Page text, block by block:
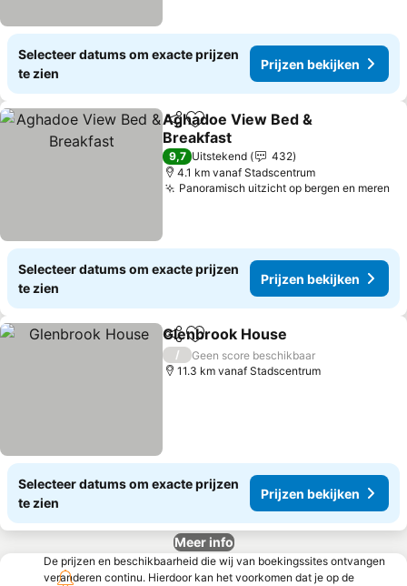
Selecteer datums om exacte prijzen
te zien
Prijzen bekijken
DelenToevoegen aan favorieten
Aghadoe View Bed &
Breakfast
9,7 Uitstekend
432
4.1 km vanaf Stadscentrum
Panoramisch uitzicht op bergen en meren
Selecteer datums om exacte prijzen
te zien
Prijzen bekijken
DelenToevoegen aan favorieten
Glenbrook House
/
Geen score beschikbaar
11.3 km vanaf Stadscentrum
Selecteer datums om exacte prijzen
te zien
Prijzen bekijken
Meer info
De prijzen en beschikbaarheid die wij van boekingssites ontvangen
veranderen continu. Hierdoor kan het voorkomen dat je op de